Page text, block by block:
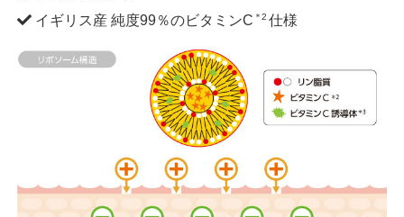
イギリス産 純度99％のビタミンC ＊2 仕様